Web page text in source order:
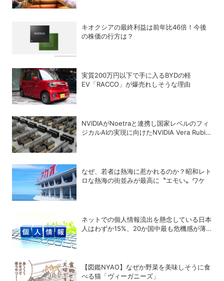
キオクシアの最終利益は前年比46倍！今後
の株価の行方は？
実質200万円以下で手に入るBYDの軽
EV「RACCO」が爆売れしそうな理由
NVIDIAがNoetraと連携し国家レベルのフィ
ジカルAIの実現に向けたNVIDIA Vera Rubin
なぜ、若者は熱海に惹かれるのか？昭和レト
ロな熱海の街並みが最高に〝エモい〟ワケ
ネットでの個人情報流出を懸念している日本
人はわずか15%、20か国中最も危機感が薄
【図鑑NYAO】なぜか野菜を美味しそうに食
べる猫「ヴィーガニーズ」